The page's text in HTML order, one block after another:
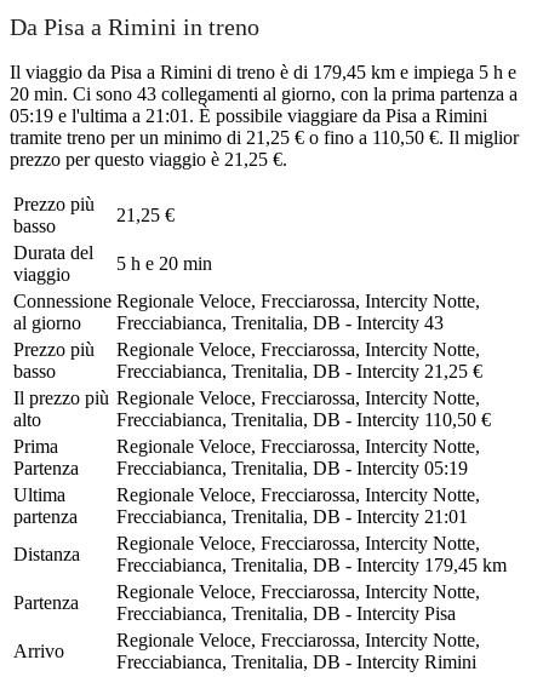
Da Pisa a Rimini in treno
Il viaggio da Pisa a Rimini di treno è di 179,45 km e impiega 5 h e
20 min. Ci sono 43 collegamenti al giorno, con la prima partenza a
05:19 e l'ultima a 21:01. È possibile viaggiare da Pisa a Rimini
tramite treno per un minimo di 21,25 € o fino a 110,50 €. Il miglior
prezzo per questo viaggio è 21,25 €.
Prezzo più
basso
21,25 €
Durata del
viaggio
5 h e 20 min
Connessione
al giorno
Regionale Veloce, Frecciarossa, Intercity Notte,
Frecciabianca, Trenitalia, DB - Intercity 43
Prezzo più
basso
Regionale Veloce, Frecciarossa, Intercity Notte,
Frecciabianca, Trenitalia, DB - Intercity 21,25 €
Il prezzo più
alto
Regionale Veloce, Frecciarossa, Intercity Notte,
Frecciabianca, Trenitalia, DB - Intercity 110,50 €
Prima
Partenza
Regionale Veloce, Frecciarossa, Intercity Notte,
Frecciabianca, Trenitalia, DB - Intercity 05:19
Ultima
partenza
Regionale Veloce, Frecciarossa, Intercity Notte,
Frecciabianca, Trenitalia, DB - Intercity 21:01
Distanza
Regionale Veloce, Frecciarossa, Intercity Notte,
Frecciabianca, Trenitalia, DB - Intercity 179,45 km
Partenza
Regionale Veloce, Frecciarossa, Intercity Notte,
Frecciabianca, Trenitalia, DB - Intercity Pisa
Arrivo
Regionale Veloce, Frecciarossa, Intercity Notte,
Frecciabianca, Trenitalia, DB - Intercity Rimini